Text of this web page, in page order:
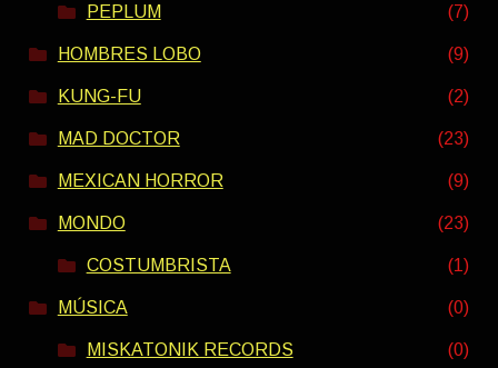
PEPLUM (7)
HOMBRES LOBO (9)
KUNG-FU (2)
MAD DOCTOR (23)
MEXICAN HORROR (9)
MONDO (23)
COSTUMBRISTA (1)
MÚSICA (0)
MISKATONIK RECORDS (0)